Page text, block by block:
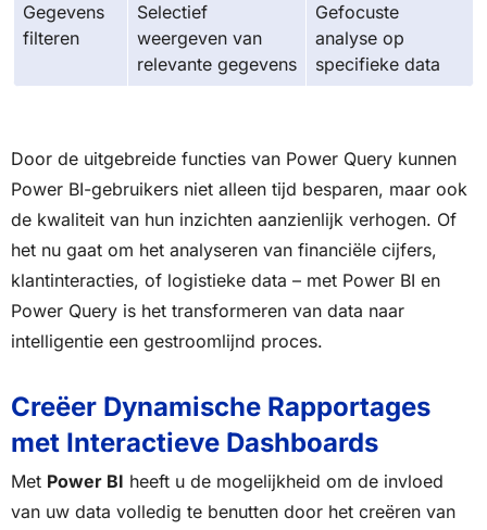
Gegevens
filteren
Selectief
weergeven van
relevante gegevens
Gefocuste
analyse op
specifieke data
Door de uitgebreide functies van Power Query kunnen
Power BI-gebruikers niet alleen tijd besparen, maar ook
de kwaliteit van hun inzichten aanzienlijk verhogen. Of
het nu gaat om het analyseren van financiële cijfers,
klantinteracties, of logistieke data – met Power BI en
Power Query is het transformeren van data naar
intelligentie een gestroomlijnd proces.
Creëer Dynamische Rapportages
met Interactieve Dashboards
Met Power BI heeft u de mogelijkheid om de invloed
van uw data volledig te benutten door het creëren van